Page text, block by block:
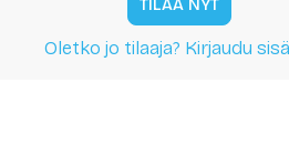
TILAA NYT
Oletko jo tilaaja? Kirjaudu